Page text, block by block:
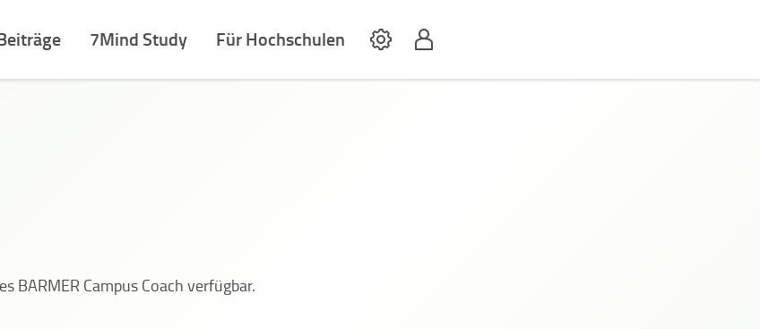
7Mind Study Für Hochschulen SettingsProfil
BARMER Campus Coach verfügbar.